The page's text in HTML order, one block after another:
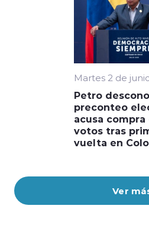
Ver
Martes 2 de
Petro
preconteo
acusa compra
votos tras
vuelta en